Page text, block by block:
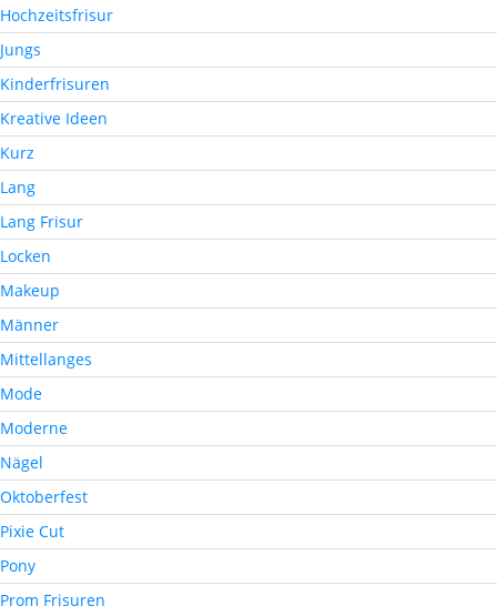
Hochzeitsfrisur
Jungs
Kinderfrisuren
Kreative Ideen
Kurz
Lang
Lang Frisur
Locken
Makeup
Männer
Mittellanges
Mode
Moderne
Nägel
Oktoberfest
Pixie Cut
Pony
Prom Frisuren